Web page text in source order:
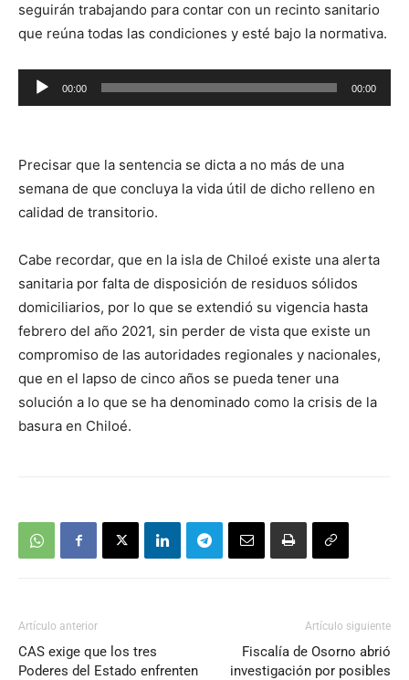
seguirán trabajando para contar con un recinto sanitario
que reúna todas las condiciones y esté bajo la normativa.
Reproductor
de
00:00 00:00
Precisar que la sentencia se dicta a no más de una
semana de que concluya la vida útil de dicho relleno en
calidad de transitorio.
Cabe recordar, que en la isla de Chiloé existe una alerta
sanitaria por falta de disposición de residuos sólidos
domiciliarios, por lo que se extendió su vigencia hasta
febrero del año 2021, sin perder de vista que existe un
compromiso de las autoridades regionales y nacionales,
que en el lapso de cinco años se pueda tener una
solución a lo que se ha denominado como la crisis de la
basura en Chiloé.
Artículo anterior
CAS exige que los tres
Poderes del Estado enfrenten
Artículo siguiente
Fiscalía de Osorno abrió
investigación por posibles